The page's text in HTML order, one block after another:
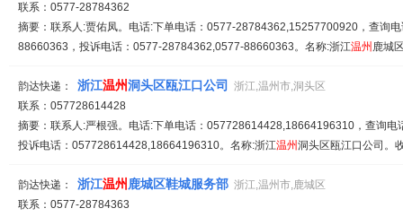
联系：0577-28784362
摘要：联系人:贾佑凤。电话:下单电话：0577-28784362,15257700920，查询
88660363，投诉电话：0577-28784362,0577-88660363。名称:浙江温州 鹿城
韵达快递： 浙江温州洞头区瓯江口公司
浙江,温州市,洞头区
联系：057728614428
摘要：联系人:严根强。电话:下单电话：057728614428,18664196310，查询
投诉电话：057728614428,18664196310。名称:浙江温州洞头区瓯江口公司。
韵达快递： 浙江温州 鹿城区鞋城服务部 浙江,温州市,鹿城区
联系：0577-28784363